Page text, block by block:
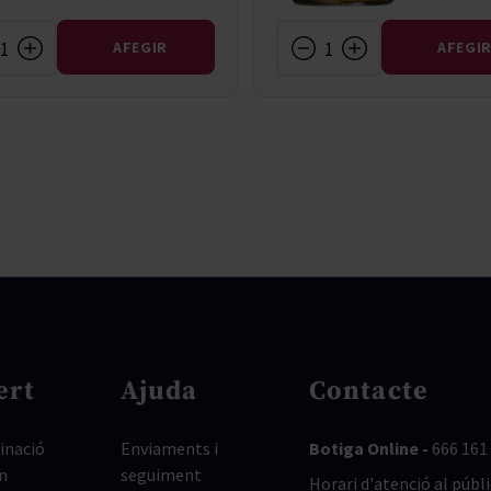
AFEGIR AFEGIR
Ajuda
Enviaments i
seguiment
Contacte
Botiga Online - 666
Horari d'atenció al